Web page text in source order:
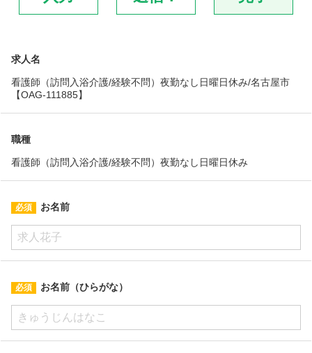
求人名
看護師（訪問入浴介護/経験不問）夜勤なし日曜日休み/名古屋市
【OAG-111885】
職種
看護師（訪問入浴介護/経験不問）夜勤なし日曜日休み
お名前
お名前（ひらがな）